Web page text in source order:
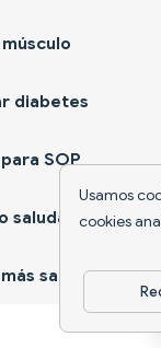
Usamos
cookies
diabetes
SOP
saludable
sano